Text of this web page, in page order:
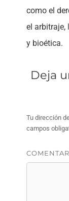
como el
el arbitraje,
y bioética.
Deja
Tu dirección
campos